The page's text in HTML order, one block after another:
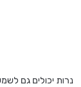
נרות יכולים גם